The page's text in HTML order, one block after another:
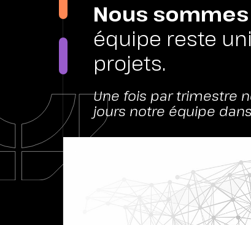
Nous
équipe reste
projets.
Une fois par trimestre
jours notre équipe